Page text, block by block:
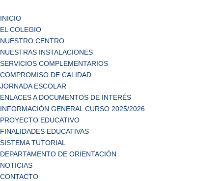
INICIO
EL COLEGIO
NUESTRO CENTRO
NUESTRAS INSTALACIONES
SERVICIOS COMPLEMENTARIOS
COMPROMISO DE CALIDAD
JORNADA ESCOLAR
ENLACES A DOCUMENTOS DE INTERÉS
INFORMACIÓN GENERAL CURSO 2025/2026
PROYECTO EDUCATIVO
FINALIDADES EDUCATIVAS
SISTEMA TUTORIAL
DEPARTAMENTO DE ORIENTACIÓN
NOTICIAS
CONTACTO